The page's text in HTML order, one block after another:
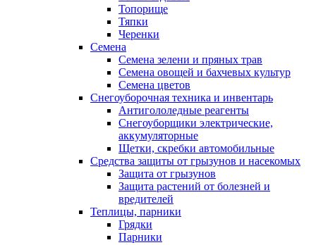
Топорище
Тяпки
Черенки
Семена
Семена зелени и пряных трав
Семена овощей и бахчевых культур
Семена цветов
Снегоуборочная техника и инвентарь
Антигололедные реагенты
Снегоуборщики электрические,
аккумуляторные
Щетки, скребки автомобильные
Средства защиты от грызунов и насекомых
Защита от грызунов
Защита растений от болезней и
вредителей
Теплицы, парники
Грядки
Парники